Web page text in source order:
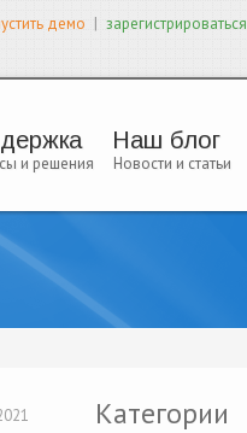
демо | зарегистрироваться
и решения
Наш блог
Новости и статьи
Категории